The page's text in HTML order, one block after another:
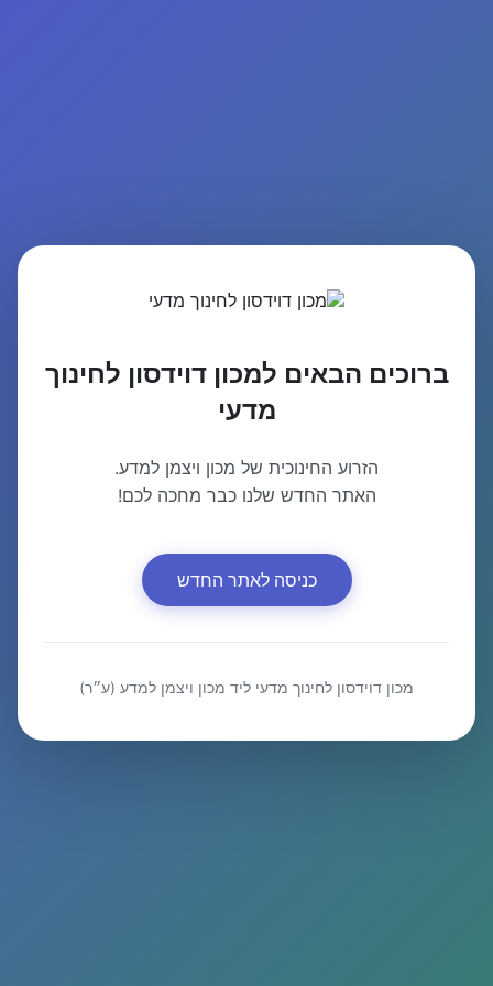
ברוכים הבאים למכון דוידסון לחינוך
מדעי
הזרוע החינוכית של מכון ויצמן למדע.
האתר החדש שלנו כבר מחכה לכם!
כניסה לאתר החדש
מכון דוידסון לחינוך מדעי ליד מכון ויצמן למדע (ע״ר)